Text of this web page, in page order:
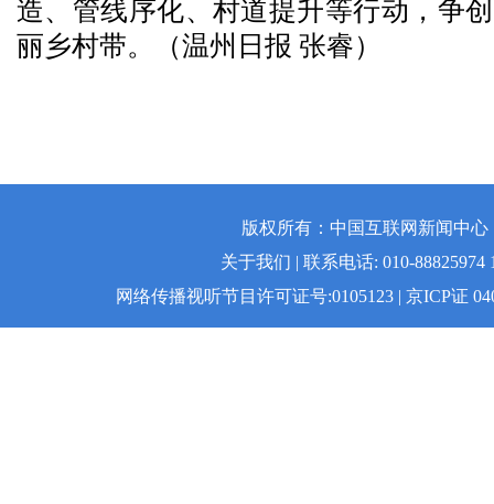
造、管线序化、村道提升等行动，争
丽乡村带。（温州日报 张睿）
版权所有：中国互联网新闻中
关于我们 | 联系电话: 010-88825974
网络传播视听节目许可证号:0105123 | 京ICP证